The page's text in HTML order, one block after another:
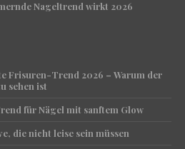
Nageltrend wirkt 2026
Frisuren-Trend 2026 – Warum der
sehen ist
für Nägel mit sanftem Glow
die nicht leise sein müssen